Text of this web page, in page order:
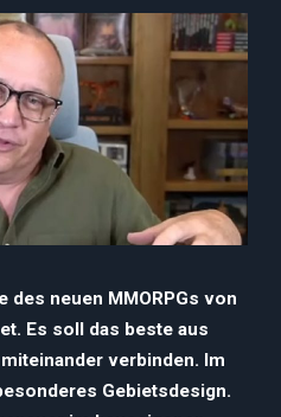
des neuen MMORPGs von
Es soll das beste aus
verbinden. Im
Gebietsdesign.